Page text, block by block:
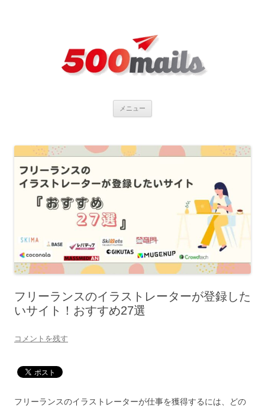
メニュー
へ
ス
プ
フリーランスのイラストレーターが登録した
いサイト！おすすめ27選
コメントを残す
フリーランスのイラストレーターが仕事を獲得するには、どの